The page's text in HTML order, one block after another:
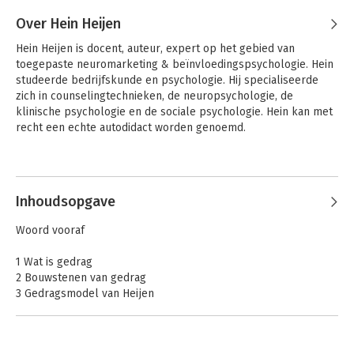
Over Hein Heijen
Hein Heijen is docent, auteur, expert op het gebied van
toegepaste neuromarketing & beïnvloedingspsychologie. Hein
studeerde bedrijfskunde en psychologie. Hij specialiseerde
zich in counselingtechnieken, de neuropsychologie, de
klinische psychologie en de sociale psychologie. Hein kan met
recht een echte autodidact worden genoemd.
Andere boeken door Hein Heijen
Inhoudsopgave
Woord vooraf
1 Wat is gedrag
2 Bouwstenen van gedrag
3 Gedragsmodel van Heijen